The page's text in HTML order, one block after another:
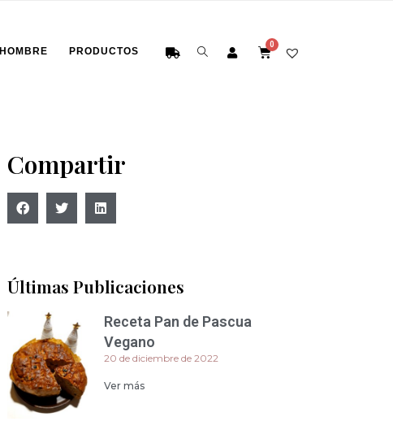
HOMBRE PRODUCTOS
Compartir
Últimas Publicaciones
Receta Pan de Pascua
Vegano
20 de diciembre de 2022
Ver más